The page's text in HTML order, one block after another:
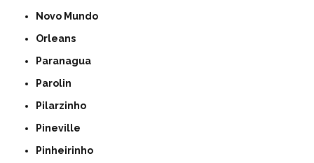
Novo Mundo
Orleans
Paranagua
Parolin
Pilarzinho
Pineville
Pinheirinho